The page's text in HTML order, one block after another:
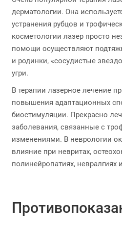
дерматологии. Она
устранения рубцов и
косметологии лазер просто
помощи осуществляют
и родинки, «сосудистые
угри.
В терапии лазерное лечение
повышения адаптационных
биостимуляции. Прекрасно
заболевания, связанные с
изменениями. В неврологии
влияние при невритах,
полинейропатиях, невралгиях